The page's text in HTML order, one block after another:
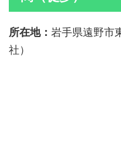
所在地： 岩手県遠野市
社）